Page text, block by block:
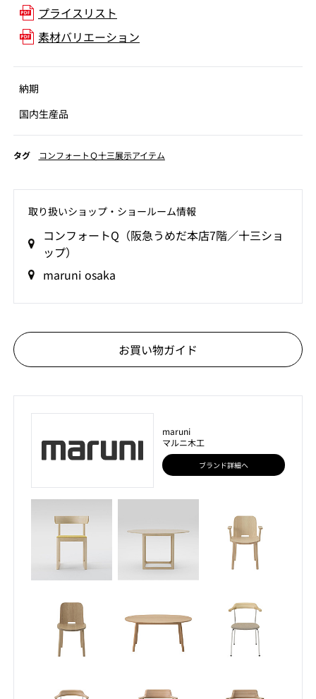
プライスリスト
素材バリエーション
納期
国内生産品
タグ コンフォートＱ十三展示アイテム
取り扱いショップ‧ショールーム情報
コンフォートQ（阪急うめだ本店7階／十三ショ
ップ）
maruni osaka
お買い物ガイド
maruni
マルニ木工
ブランド詳細へ